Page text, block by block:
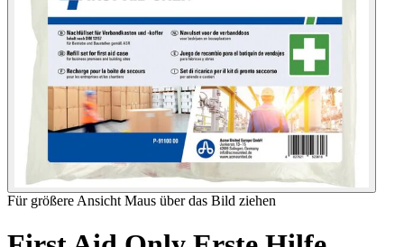
Für größere Ansicht Maus über das Bild ziehen